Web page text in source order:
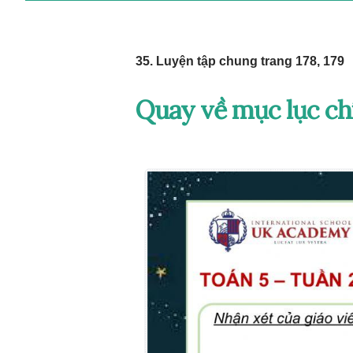
35. Luyện tập chung trang 178, 179
Quay về mục lục